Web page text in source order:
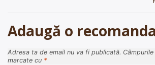
Adaugă o
Adresa ta de email nu va fi publicată.
marcate cu *